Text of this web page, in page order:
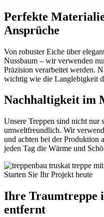
Perfekte
Ansprüche
Von robuster Eiche über
Nussbaum – wir verwenden
Präzision verarbeitet werden.
wichtig wie die Langlebigkeit
Nachhaltigkeit im
Unsere Treppen sind nicht nur
umweltfreundlich. Wir
und achten bei der Produktion
jeden Tag die Wärme und
Starten Sie Ihr Projekt heute
Ihre Traumtreppe
entfernt